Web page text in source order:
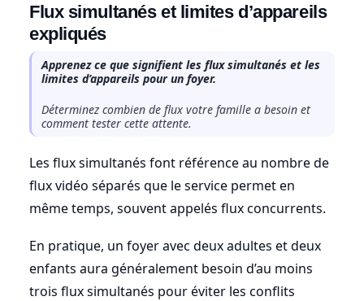
Flux simultanés et limites d’appareils
expliqués
Apprenez ce que signifient les flux simultanés et les
limites d’appareils pour un foyer.
Déterminez combien de flux votre famille a besoin et
comment tester cette attente.
Les flux simultanés font référence au nombre de
flux vidéo séparés que le service permet en
même temps, souvent appelés flux concurrents.
En pratique, un foyer avec deux adultes et deux
enfants aura généralement besoin d’au moins
trois flux simultanés pour éviter les conflits